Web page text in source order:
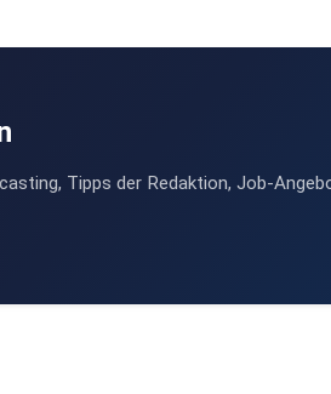
Tipps der Redaktion, Job-